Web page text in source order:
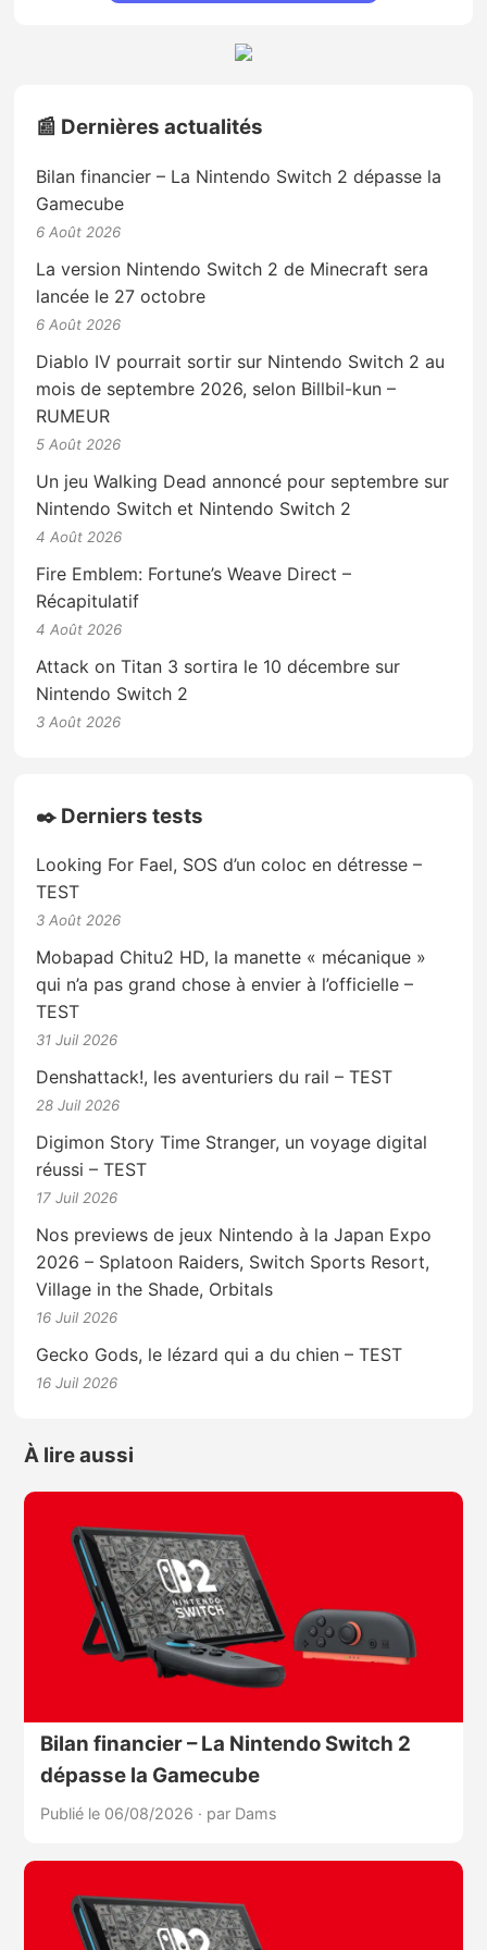
📰 Dernières actualités
Bilan financier – La Nintendo Switch 2 dépasse la
Gamecube
6 Août 2026
La version Nintendo Switch 2 de Minecraft sera
lancée le 27 octobre
6 Août 2026
Diablo IV pourrait sortir sur Nintendo Switch 2 au
mois de septembre 2026, selon Billbil-kun –
RUMEUR
5 Août 2026
Un jeu Walking Dead annoncé pour septembre sur
Nintendo Switch et Nintendo Switch 2
4 Août 2026
Fire Emblem: Fortune’s Weave Direct –
Récapitulatif
4 Août 2026
Attack on Titan 3 sortira le 10 décembre sur
Nintendo Switch 2
3 Août 2026
✒️ Derniers tests
Looking For Fael, SOS d’un coloc en détresse –
TEST
3 Août 2026
Mobapad Chitu2 HD, la manette « mécanique »
qui n’a pas grand chose à envier à l’officielle –
TEST
31 Juil 2026
Denshattack!, les aventuriers du rail – TEST
28 Juil 2026
Digimon Story Time Stranger, un voyage digital
réussi – TEST
17 Juil 2026
Nos previews de jeux Nintendo à la Japan Expo
2026 – Splatoon Raiders, Switch Sports Resort,
Village in the Shade, Orbitals
16 Juil 2026
Gecko Gods, le lézard qui a du chien – TEST
16 Juil 2026
À lire aussi
Bilan financier – La Nintendo Switch 2
dépasse la Gamecube
Publié le 06/08/2026 · par Dams